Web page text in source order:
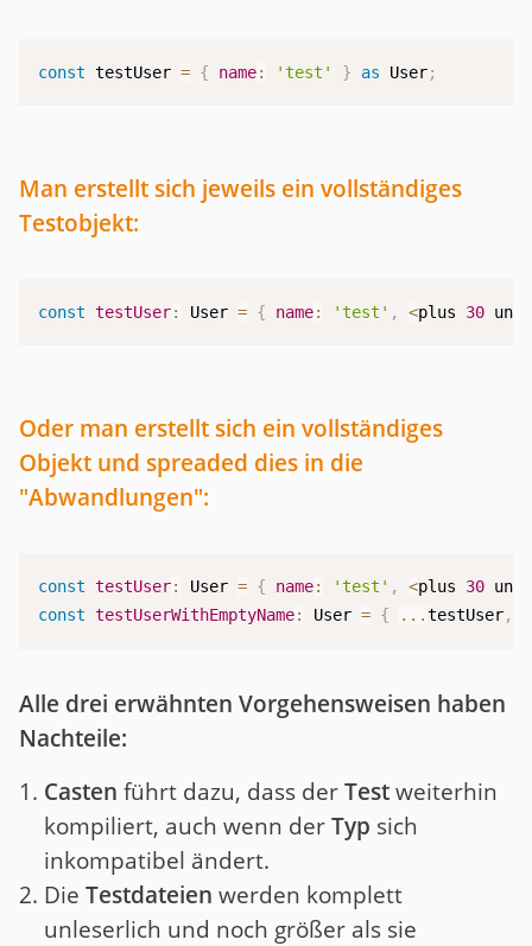
const testUser = { name: 'test' } as User;
Man erstellt sich jeweils ein vollständiges
Testobjekt:
const testUser: User = { name: 'test' , <plus 30
Oder man erstellt sich ein vollständiges
Objekt und spreaded dies in die
"Abwandlungen":
const testUser: User = { name: 'test' , <plus 30
const testUserWithEmptyName: User = { ...testUser,
Alle drei erwähnten Vorgehensweisen haben
Nachteile:
Casten führt dazu, dass derTestweiterhin
kompiliert, auch wenn derTyp sich
inkompatibel ändert.
Die Testdateien werden komplett
unleserlich und noch größer als sie